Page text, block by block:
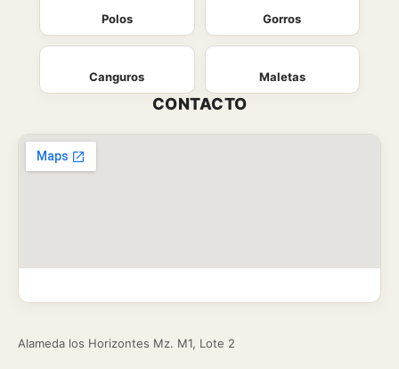
Polos Gorros
Canguros Maletas
CONTACTO
Alameda los Horizontes Mz. M1, Lote 2